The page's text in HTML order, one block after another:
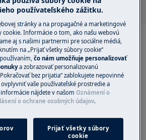
používateľského zážitku.
stránky a na propagačné a marketingové
cookie. Informácie o tom, ako našu webovú
aj s našimi partnermi pre sociálne médiá,
na „Prijať všetky súbory cookie“
čo nám umožňuje personalizovať
a zobrazovať personalizovanú
bez prijatia“ zablokujete nepovinné
vaše používateľské prostredie a
nájdete v našomOznámení o
o ochrane osobných údajov.
Prijať všetky súbory
cookie